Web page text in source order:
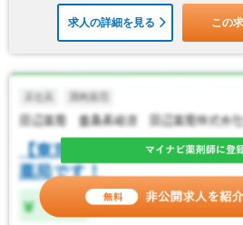
求人の詳細を見る この